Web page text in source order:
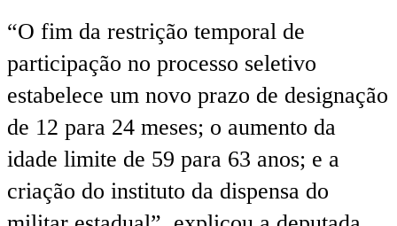
“O fim da restrição temporal de
participação no processo seletivo
estabelece um novo prazo de designação
de 12 para 24 meses; o aumento da
idade limite de 59 para 63 anos; e a
criação do instituto da dispensa do